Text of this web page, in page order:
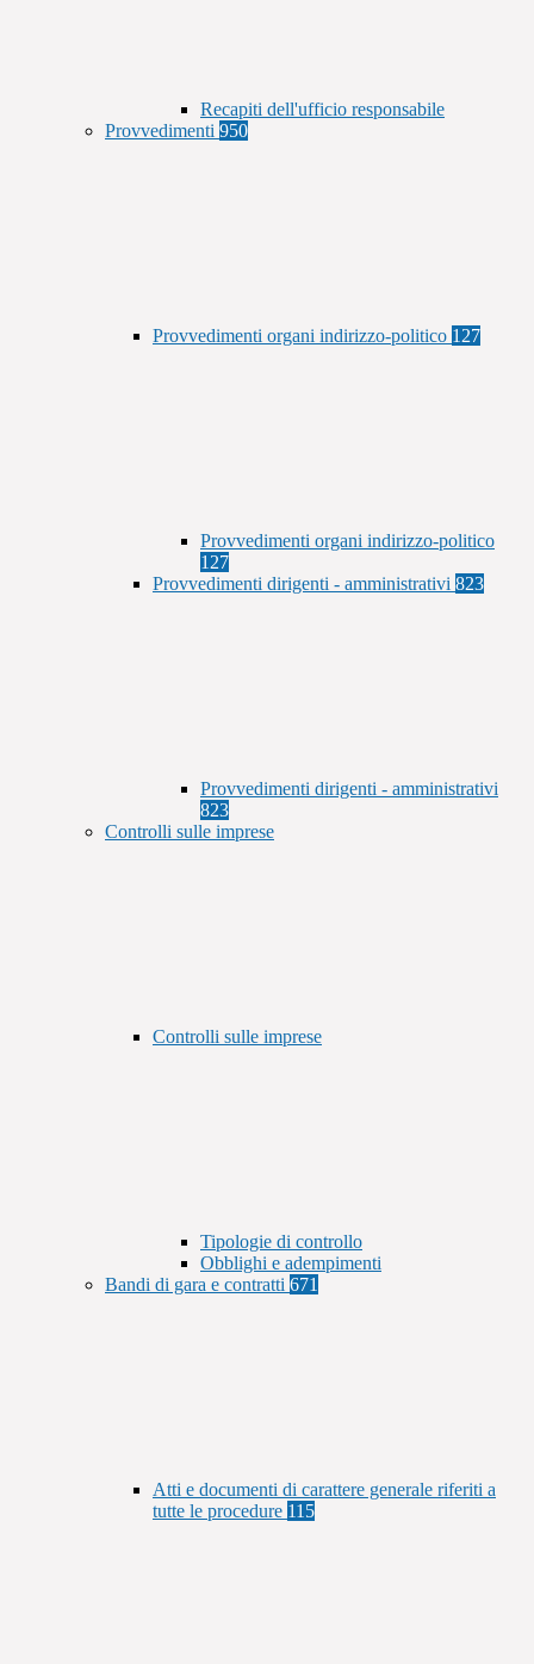
Recapiti dell'ufficio responsabile
Provvedimenti 950
Provvedimenti organi indirizzo-politico 127
Provvedimenti organi indirizzo-politico
127
Provvedimenti dirigenti - amministrativi 823
Provvedimenti dirigenti - amministrativi
823
Controlli sulle imprese
Controlli sulle imprese
Tipologie di controllo
Obblighi e adempimenti
Bandi di gara e contratti 671
Atti e documenti di carattere generale riferiti a
tutte le procedure 115